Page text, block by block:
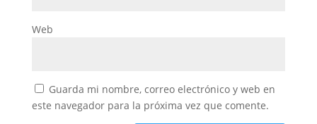
Web
Guarda mi nombre, correo electrónico y web en
este navegador para la próxima vez que comente.